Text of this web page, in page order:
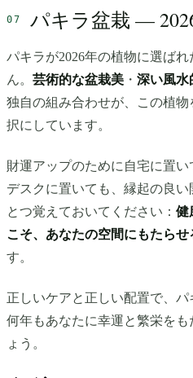
パキラ盆栽 —
パキラが2026年の植物に選ば
ん。 芸術的な盆栽美 ・ 深い風水
独自の組み合わせが、この植
択にしています。
財運アップのために自宅に置
デスクに置いても、縁起の良
とつ覚えておいてください： 健
こそ、あなたの空間にもたら
す。
正しいケアと正しい配置で、
何年もあなたに幸運と繁栄を
ょう。